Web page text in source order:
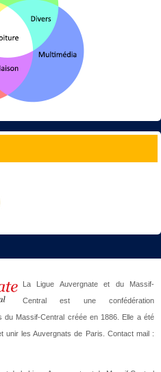
La Ligue Auvergnate et du Massif-
Central est une confédération
du Massif-Central créée en 1886. Elle a été
unir les Auvergnats de Paris. Contact mail :